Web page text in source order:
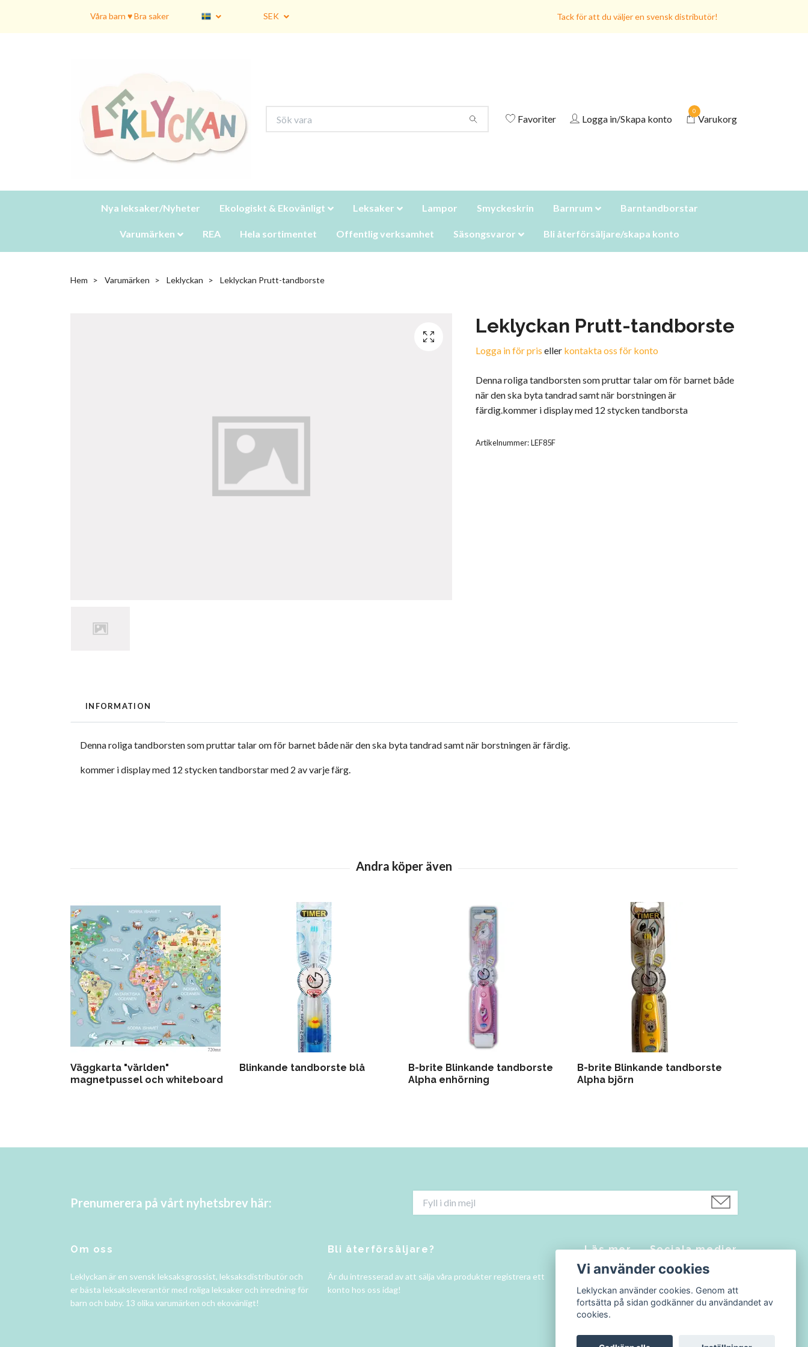
Våra barn ♥ Bra saker SEK Tack för att du väljer en svensk distributör!
Favoriter Logga in/Skapa konto
0
Varukorg
Nya leksaker/Nyheter Ekologiskt & Ekovänligt Leksaker Lampor Smyckeskrin Barnrum Barntandborstar
Varumärken REA Hela sortimentet Offentlig verksamhet Säsongsvaror Bli återförsäljare/skapa konto
Hem Varumärken Leklyckan Leklyckan Prutt-tandborste
Leklyckan Prutt-tandborste
Logga in för pris eller kontakta oss för konto
Denna roliga tandborsten som pruttar talar om för barnet både
när den ska byta tandrad samt när borstningen är
färdig.kommer i display med 12 stycken tandborsta
Artikelnummer:LEF85F
INFORMATION
Denna roliga tandborsten som pruttar talar om för barnet både när den ska byta tandrad samt när borstningen är färdig.
kommer i display med 12 stycken tandborstar med 2 av varje färg.
Väggkarta "världen"
magnetpussel och whiteboard
Blinkande tandborste blå
B-brite Blinkande tandborste
Alpha enhörning
B-brite Blinkande tandborste
Alpha björn
Prenumerera på vårt nyhetsbrev här:
Om oss
Leklyckan är en svensk leksaksgrossist, leksaksdistributör och
er bästa leksaksleverantör med roliga leksaker och inredning för
barn och baby. 13 olika varumärken och ekovänligt!
Bli återförsäljare?
Är du intresserad av att sälja våra produkter registrera ett
konto hos oss idag!
Läs mer
Kontakt
Köpvillkor
Blogg
Sociala medier
Facebook
Instagram
Vi använder cookies
Leklyckan använder cookies. Genom att
fortsätta på sidan godkänner du användandet av
cookies.